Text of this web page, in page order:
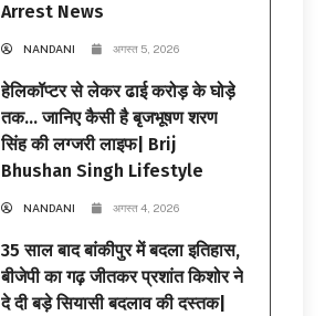
Arrest News
NANDANI अगस्त 5, 2026
हेलिकॉप्टर से लेकर ढाई करोड़ के घोड़े
तक… जानिए कैसी है बृजभूषण शरण
सिंह की लग्जरी लाइफ| Brij
Bhushan Singh Lifestyle
NANDANI अगस्त 4, 2026
35 साल बाद बांकीपुर में बदला इतिहास,
बीजेपी का गढ़ जीतकर प्रशांत किशोर ने
दे दी बड़े सियासी बदलाव की दस्तक|